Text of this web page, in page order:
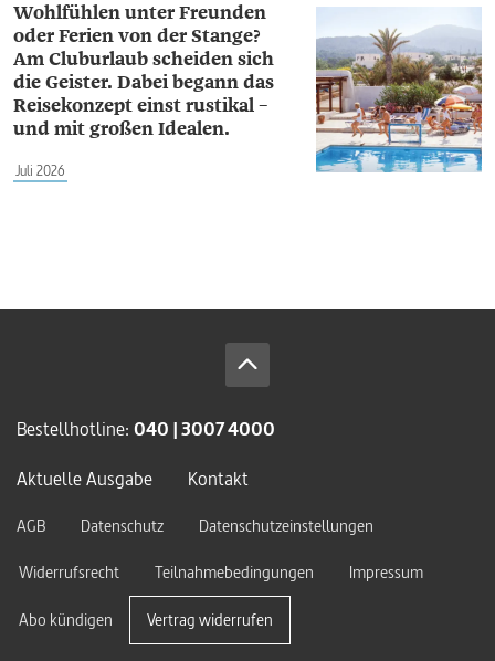
Wohlfühlen unter Freunden
oder Ferien von der Stange?
Am Cluburlaub scheiden sich
die Geister. Dabei begann das
Reisekonzept einst rustikal –
und mit großen Idealen.
Juli 2026
Bestellhotline: 040 | 3007 4000
Aktuelle Ausgabe
Kontakt
AGB Datenschutz
Datenschutzeinstellungen
Widerrufsrecht
Teilnahmebedingungen Impressum
Abo kündigen Vertrag widerrufen